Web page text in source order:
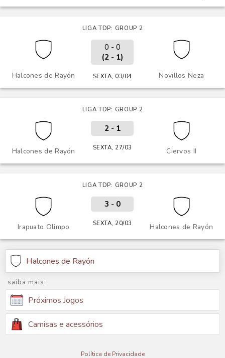
LIGA TDP: GROUP 2
Halcones de Rayón Novillos Neza
0 - 0
(2- 1)
SEXTA, 03/04
LIGA TDP: GROUP 2
Halcones de Rayón Ciervos II
2- 1
SEXTA, 27/03
LIGA TDP: GROUP 2
Irapuato Olimpo Halcones de Rayón
3 - 0
SEXTA, 20/03
Halcones de Rayón
saiba mais:
Próximos Jogos
Camisas e acessórios
Política de Privacidade